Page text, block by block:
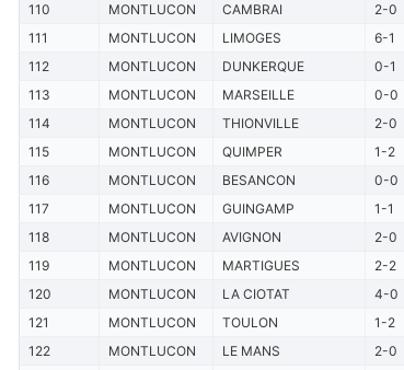
110
MONTLUCON CAMBRAI 2-0
111
MONTLUCON LIMOGES 6-1
112
MONTLUCON DUNKERQUE 0-1
113
MONTLUCON MARSEILLE 0-0
114
MONTLUCON THIONVILLE 2-0
115
MONTLUCON QUIMPER 1-2
116
MONTLUCON BESANCON 0-0
117
MONTLUCON GUINGAMP 1-1
118
MONTLUCON AVIGNON 2-0
119
MONTLUCON MARTIGUES 2-2
120
MONTLUCON LA CIOTAT 4-0
121
MONTLUCON TOULON 1-2
122
MONTLUCON LE MANS 2-0